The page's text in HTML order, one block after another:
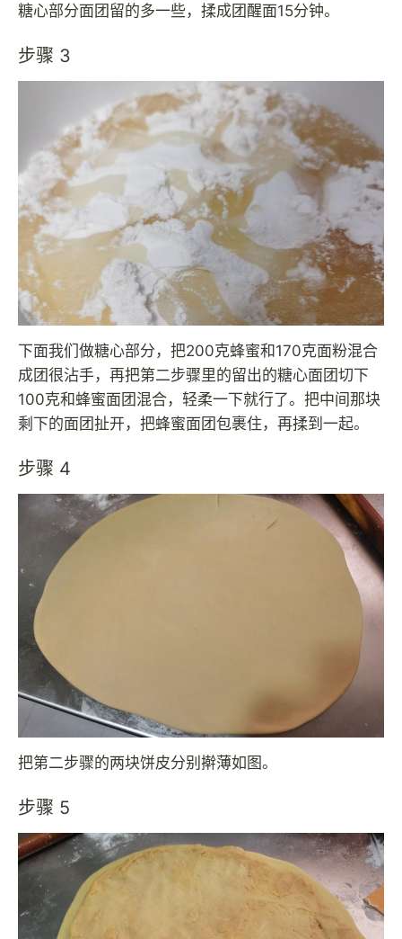
糖心部分面团留的多一些，揉成团醒面15分钟。
步骤 3
下面我们做糖心部分，把200克蜂蜜和170克面粉混合
成团很沾手，再把第二步骤里的留出的糖心面团切下
100克和蜂蜜面团混合，轻柔一下就行了。把中间那块
剩下的面团扯开，把蜂蜜面团包裹住，再揉到一起。
步骤 4
把第二步骤的两块饼皮分别擀薄如图。
步骤 5